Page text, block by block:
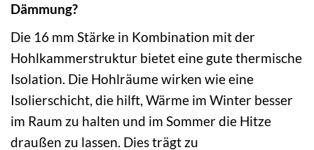
Dämmung?
Die 16 mm Stärke in Kombination mit der
Hohlkammerstruktur bietet eine gute thermische
Isolation. Die Hohlräume wirken wie eine
Isolierschicht, die hilft, Wärme im Winter besser
im Raum zu halten und im Sommer die Hitze
draußen zu lassen. Dies trägt zu